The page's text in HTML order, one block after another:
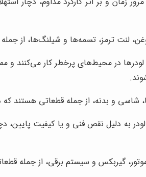
لنت ترمز، تسمه‌ها و شیلنگ‌ها، از
لودرها در محیط‌های پرخطر کار می‌کنند
شاسی و بدنه، از جمله قطعاتی هستند
به دلیل نقص فنی و یا کیفیت
گیربکس و سیستم برقی، از جمله